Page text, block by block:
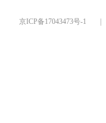
京ICP备17043473号-1